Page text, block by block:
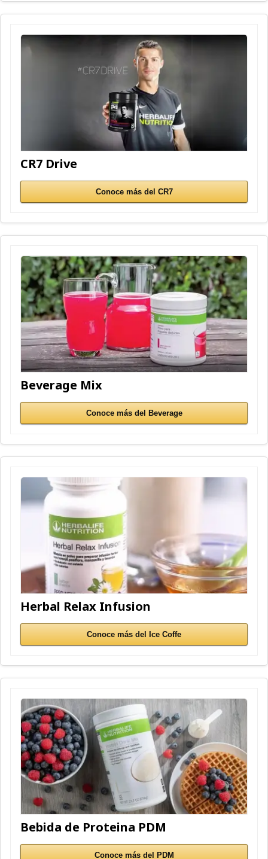
CR7 Drive
Conoce más del CR7
Beverage Mix
Conoce más del Beverage
Herbal Relax Infusion
Conoce más del Ice Coffe
Bebida de Proteina PDM
Conoce más del PDM